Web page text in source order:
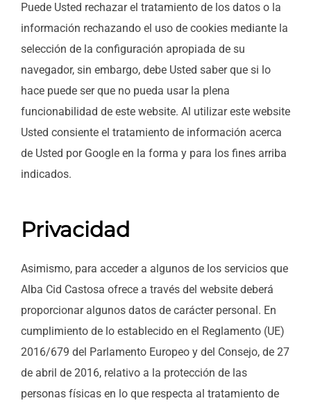
Puede Usted rechazar el tratamiento de los datos o la
información rechazando el uso de cookies mediante la
selección de la configuración apropiada de su
navegador, sin embargo, debe Usted saber que si lo
hace puede ser que no pueda usar la plena
funcionabilidad de este website. Al utilizar este website
Usted consiente el tratamiento de información acerca
de Usted por Google en la forma y para los fines arriba
indicados.
Privacidad
Asimismo, para acceder a algunos de los servicios que
Alba Cid Castosa ofrece a través del website deberá
proporcionar algunos datos de carácter personal. En
cumplimiento de lo establecido en el Reglamento (UE)
2016/679 del Parlamento Europeo y del Consejo, de 27
de abril de 2016, relativo a la protección de las
personas físicas en lo que respecta al tratamiento de